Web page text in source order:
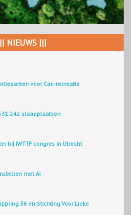
NIEUWS |||
voor Cao-recreatie
slaapplaatsen
bij IWTTF congres in Utrecht
met AI
36 en Stichting Voor Lieke